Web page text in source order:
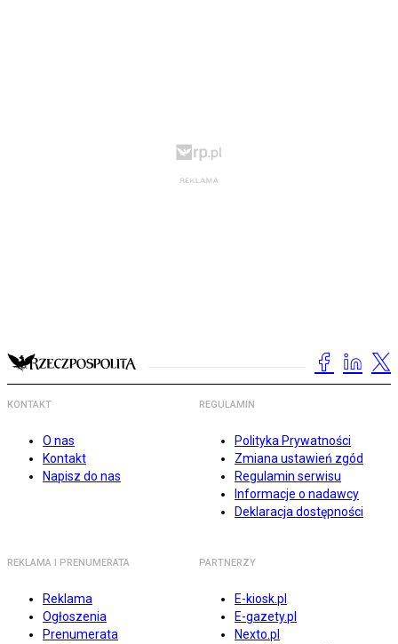
KONTAKT
O nas
Kontakt
Napisz do nas
REGULAMIN
Polityka Prywatności
Zmiana ustawień zgód
Regulamin serwisu
Informacje o nadawcy
Deklaracja dostępności
REKLAMA I PRENUMERATA
Reklama
Ogłoszenia
Prenumerata
PARTNERZY
E-kiosk.pl
E-gazety.pl
Nexto.pl